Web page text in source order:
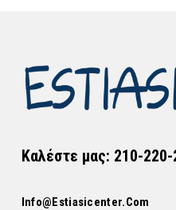
Καλέστε μας: 210-220-
Info@estiasicenter.com